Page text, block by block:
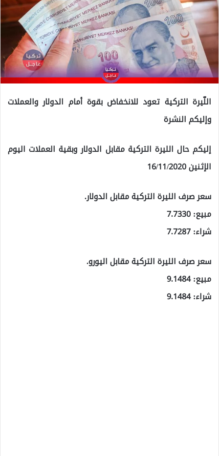
اللّيرة التركية تعود للانخفاض بقوة أمام الدولار والعملات
وإليكم النشرة
إليكم حال الليرة التركية مقابل الدولار وبقية العملات اليوم
الإثنين 16/11/2020
سعر صرف الليرة التركية مقابل الدولار.
مبيع: 7.7330
شراء: 7.7287
سعر صرف الليرة التركية مقابل اليورو.
مبيع: 9.1484
شراء: 9.1484